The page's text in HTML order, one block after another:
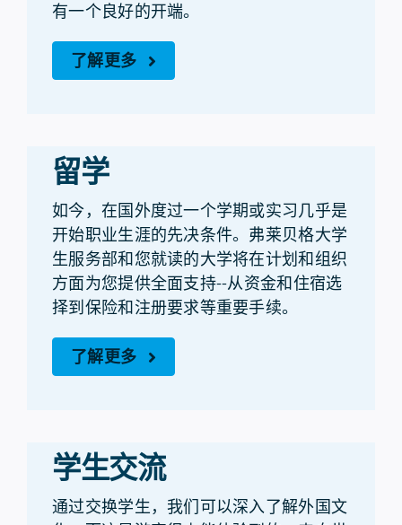
有一个良好的开端。
了解更多
留学
如今，在国外度过一个学期或实习几乎是
开始职业生涯的先决条件。弗莱贝格大学
生服务部和您就读的大学将在计划和组织
方面为您提供全面支持--从资金和住宿选
择到保险和注册要求等重要手续。
了解更多
学生交流
通过交换学生，我们可以深入了解外国文